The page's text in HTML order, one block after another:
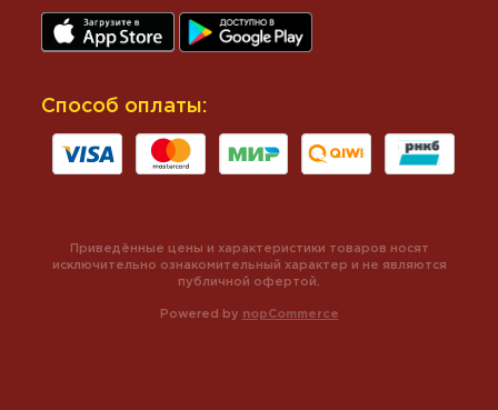
Способ оплаты:
Powered by nopCommerce
Приведённые цены и характеристики товаров носят
исключительно ознакомительный характер и не являются
публичной офертой.